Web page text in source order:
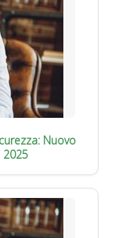
Nuovo
2025